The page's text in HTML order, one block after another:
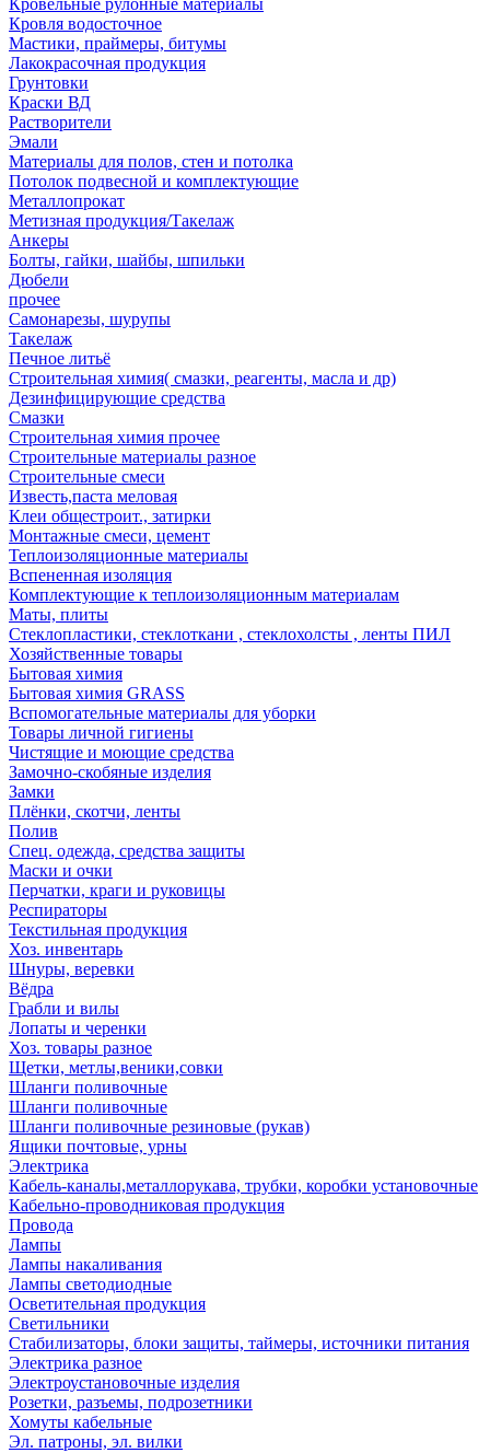
Кровельные рулонные материалы
Кровля водосточное
Мастики, праймеры, битумы
Лакокрасочная продукция
Грунтовки
Краски ВД
Растворители
Эмали
Материалы для полов, стен и потолка
Потолок подвесной и комплектующие
Металлопрокат
Метизная продукция/Такелаж
Анкеры
Болты, гайки, шайбы, шпильки
Дюбели
прочее
Самонарезы, шурупы
Такелаж
Печное литьё
Строительная химия( смазки, реагенты, масла и др)
Дезинфицирующие средства
Смазки
Строительная химия прочее
Строительные материалы разное
Строительные смеси
Известь,паста меловая
Клеи общестроит., затирки
Монтажные смеси, цемент
Теплоизоляционные материалы
Вспененная изоляция
Комплектующие к теплоизоляционным материалам
Маты, плиты
Стеклопластики, стеклоткани , стеклохолсты , ленты ПИЛ
Хозяйственные товары
Бытовая химия
Бытовая химия GRASS
Вспомогательные материалы для уборки
Товары личной гигиены
Чистящие и моющие средства
Замочно-скобяные изделия
Замки
Плёнки, скотчи, ленты
Полив
Спец. одежда, средства защиты
Маски и очки
Перчатки, краги и руковицы
Респираторы
Текстильная продукция
Хоз. инвентарь
Шнуры, веревки
Вёдра
Грабли и вилы
Лопаты и черенки
Хоз. товары разное
Щетки, метлы,веники,совки
Шланги поливочные
Шланги поливочные
Шланги поливочные резиновые (рукав)
Ящики почтовые, урны
Электрика
Кабель-каналы,металлорукава, трубки, коробки установочные
Кабельно-проводниковая продукция
Провода
Лампы
Лампы накаливания
Лампы светодиодные
Осветительная продукция
Светильники
Стабилизаторы, блоки защиты, таймеры, источники питания
Электрика разное
Электроустановочные изделия
Розетки, разъемы, подрозетники
Хомуты кабельные
Эл. патроны, эл. вилки